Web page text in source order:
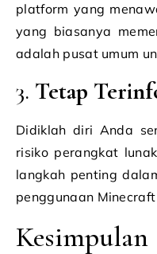
platform yang
yang biasanya
adalah pusat umum
3. Tetap
Didiklah diri Anda
risiko perangkat
langkah penting
penggunaan
Kesimpulan